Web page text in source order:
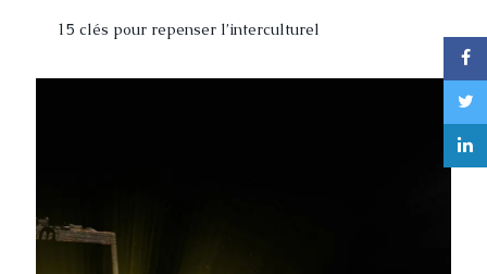
15 clés pour repenser l’interculturel